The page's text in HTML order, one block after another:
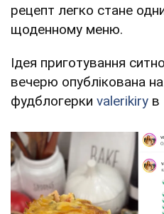
рецепт легко стане
щоденному меню.
Ідея приготування
вечерю опублікована на
фудблогерки valerikiry в